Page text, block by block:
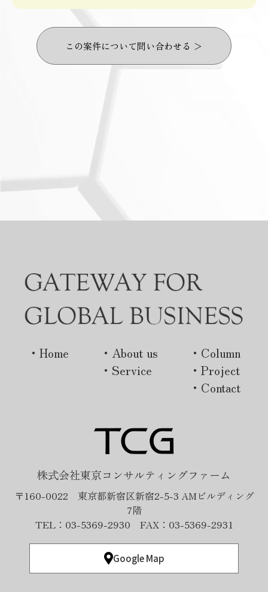
この案件について問い合わせる ＞
・Home
・About us
・Service
・Column
・Project
・Contact
株式会社東京コンサルティングファーム
〒160-0022 東京都新宿区新宿2-5-3 AMビルディング
7階
TEL：03-5369-2930 FAX：03-5369-2931
Google Map